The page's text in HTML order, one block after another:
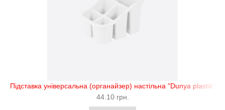
Підставка універсальна (органайзер) настільна "Dunya plastik"
44.10 грн.